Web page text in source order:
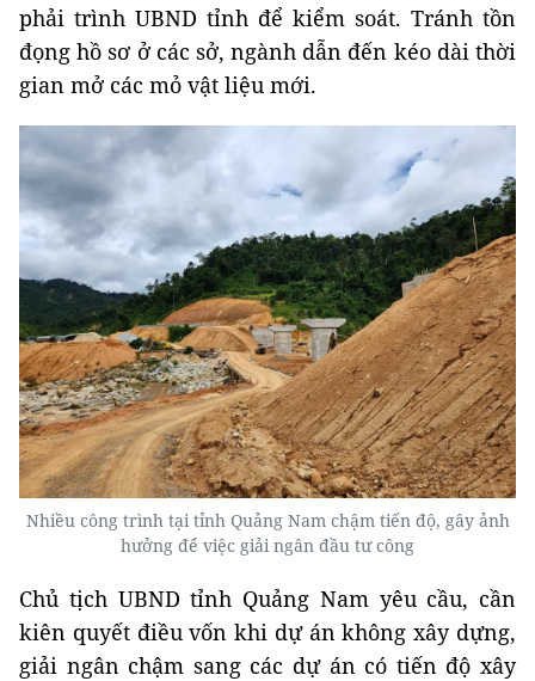
phải trình UBND tỉnh để kiểm soát. Tránh tồn
đọng hồ sơ ở các sở, ngành dẫn đến kéo dài thời
gian mở các mỏ vật liệu mới.
Nhiều công trình tại tỉnh Quảng Nam chậm tiến độ, gây ảnh
hưởng để việc giải ngân đầu tư công
Chủ tịch UBND tỉnh Quảng Nam yêu cầu, cần
kiên quyết điều vốn khi dự án không xây dựng,
giải ngân chậm sang các dự án có tiến độ xây